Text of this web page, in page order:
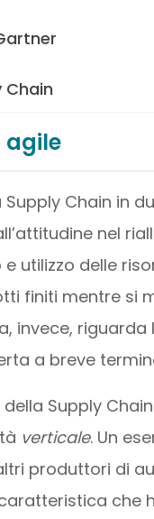
Chain
agile
Chain in
nel
utilizzo delle
finiti mentre si
invece, riguarda
a breve
Supply
verticale. Un
produttori di
che